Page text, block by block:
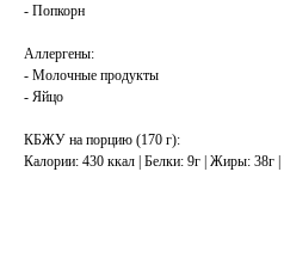
- Попкорн
Аллергены:
- Молочные продукты
- Яйцо
КБЖУ на порцию (170 г):
Калории: 430 ккал | Белки: 9г | Жиры: 38г